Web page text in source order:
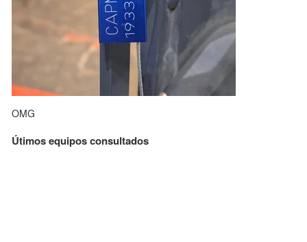
OMG
Útimos equipos consultados